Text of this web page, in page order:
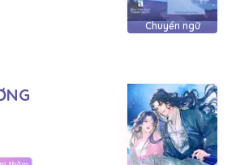
Chuyển ngữ